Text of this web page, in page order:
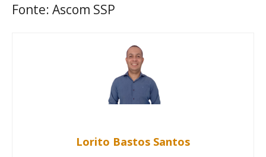
Fonte: Ascom SSP
Lorito Bastos Santos